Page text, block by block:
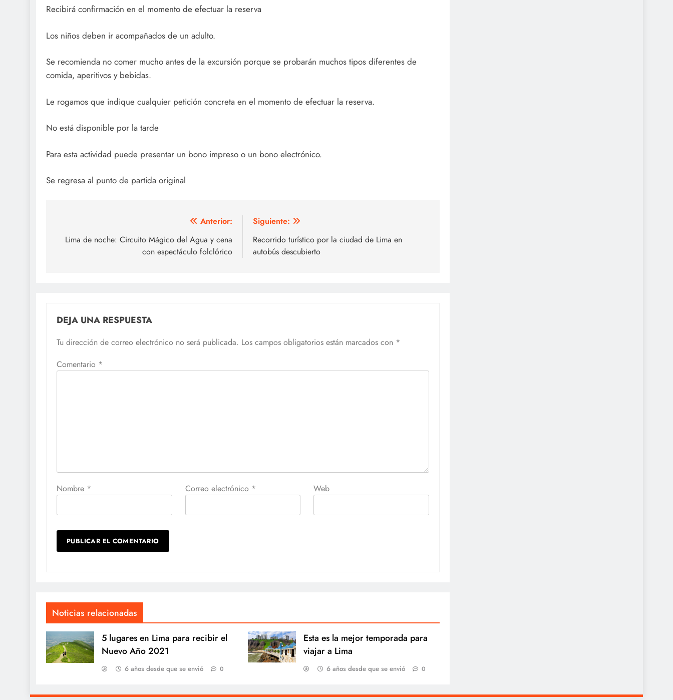
Recibirá confirmación en el momento de efectuar la reserva
Los niños deben ir acompañados de un adulto.
Se recomienda no comer mucho antes de la excursión porque se probarán muchos tipos diferentes de
comida, aperitivos y bebidas.
Le rogamos que indique cualquier petición concreta en el momento de efectuar la reserva.
No está disponible por la tarde
Para esta actividad puede presentar un bono impreso o un bono electrónico.
Se regresa al punto de partida original
de
Anterior:
Lima de noche: Circuito Mágico del Agua y cena
con espectáculo folclórico
Siguiente:
Recorrido turístico por la ciudad de Lima en
autobús descubierto
DEJA UNA RESPUESTA
Tu dirección de correo electrónico no será publicada. Los campos obligatorios están marcados con *
Comentario *
Nombre * Correo electrónico * Web
Noticias relacionadas
5 lugares en Lima para recibir el
Nuevo Año 2021
6 años desde que se envió 0
Esta es la mejor temporada para
viajar a Lima
6 años desde que se envió 0